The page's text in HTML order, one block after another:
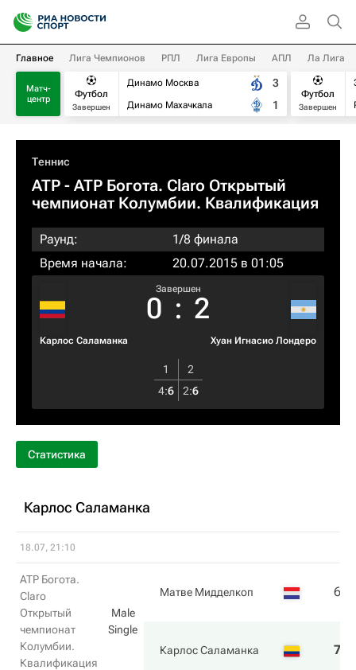
Главное Лига Чемпионов РПЛ Лига Европы АПЛ Ла Лига
Матч-
центр
Футбол
Завершен
Динамо Москва
Динамо Махачкала
3
1
Футбол
Завершен
Теннис
ATP - ATP Богота. Claro Открытый
чемпионат Колумбии. Квалификация
Раунд:
1/8 финала
Время начала:
20.07.2015 в 01:05
Карлос Саламанка
Завершен
0 : 2
Хуан Игнасио Лондеро
1
2
4:6 2:6
Статистика
Карлос Саламанка
18.07, 21:10
ATP Богота.
Claro
Открытый
чемпионат
Колумбии.
Квалификация
Male
Single
Матве Мидделкоп 6
Карлос Саламанка 7